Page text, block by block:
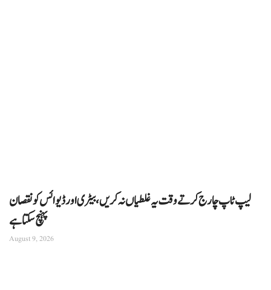
لیپ ٹاپ چارج کرتے وقت یہ غلطیاں نہ کریں، بیٹری اور ڈیوائس کو نقصان
پہنچ سکتا ہے
August 9, 2026